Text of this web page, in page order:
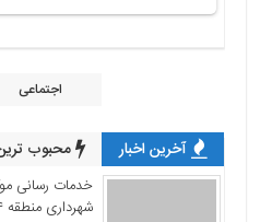
اجتماعی
آخرین اخبار محبوب
خدمات رسانی
شهرداری منطقه ۴ در مسیر مشایه